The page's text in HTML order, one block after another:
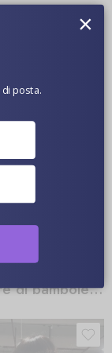
Bambola del sesso Creampie
Produttore di bambole del sesso
posta.
×